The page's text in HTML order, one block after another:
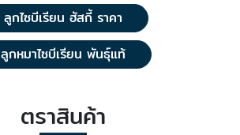
ลูกไซบีเรียน ฮัสกี้ ราคา
ลูกหมาไซบีเรียน พันธุ์แท้
ตราสินค้า